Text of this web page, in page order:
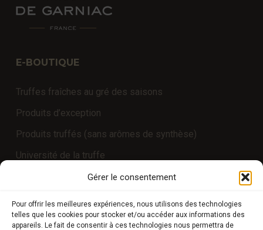
Gérer le consentement
Pour offrir les meilleures expériences, nous utilisons des technologies
telles que les cookies pour stocker et/ou accéder aux informations des
appareils. Le fait de consentir à ces technologies nous permettra de
E-BOUTIQUE
Truffes fraîches au gré des saisons
Produits d’exception
Produits truffés (sans arômes de synthèse)
Université de la truffe
COMPTE CLIENT